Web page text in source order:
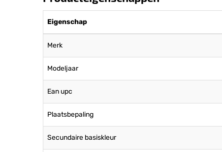
Eigenschap
Merk
Modeljaar
Ean upc
Plaatsbepaling
Secundaire basiskleur